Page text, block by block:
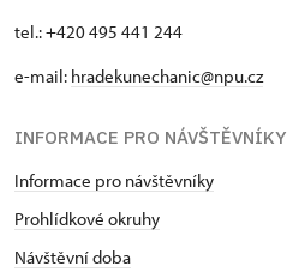
tel.: +420 495 441 244
e-mail: hradekunechanic@npu.cz
INFORMACE PRO NÁVŠTĚVNÍKY
Informace pro návštěvníky
Prohlídkové okruhy
Návštěvní doba